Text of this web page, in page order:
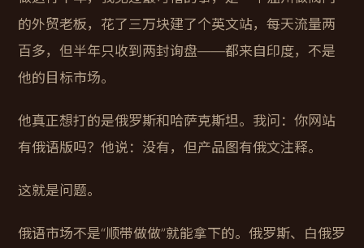
的外贸老板，花了三万块建了个英文站，每天流量两
百多，但半年只收到两封询盘——都来自印度，不是
他的目标市场。
他真正想打的是俄罗斯和哈萨克斯坦。我问：你网站
有俄语版吗？他说：没有，但产品图有俄文注释。
这就是问题。
俄语市场不是“顺带做做”就能拿下的。俄罗斯、白俄罗